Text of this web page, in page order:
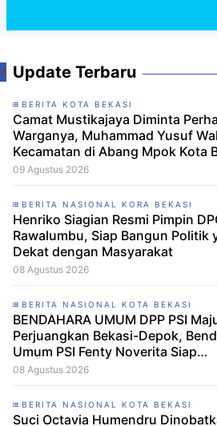
Update Terbaru
BERITA KOTA BEKASI
Camat Mustikajaya Diminta
Warganya, Muhammad Yusuf
Kecamatan di Abang Mpok Kota
2026 Muhammad Yusuf Lolos
Camat Mustikajaya Didorong Beri
Dukungan
09 Agustus 2026
BERITA NASIONAL KORA BEKASI
Henriko Siagian Resmi Pimpin
Rawalumbu, Siap Bangun Politik
Dekat dengan Masyarakat
08 Agustus 2026
BERITA NASIONAL KOTA BEKASI
BENDAHARA UMUM DPP PSI
Perjuangkan Bekasi-Depok,
Umum PSI Fenty Noverita Siap
Bertarung di Dapil Jabar VI
08 Agustus 2026
BERITA NASIONAL KOTA BEKASI
Suci Octavia Humendru